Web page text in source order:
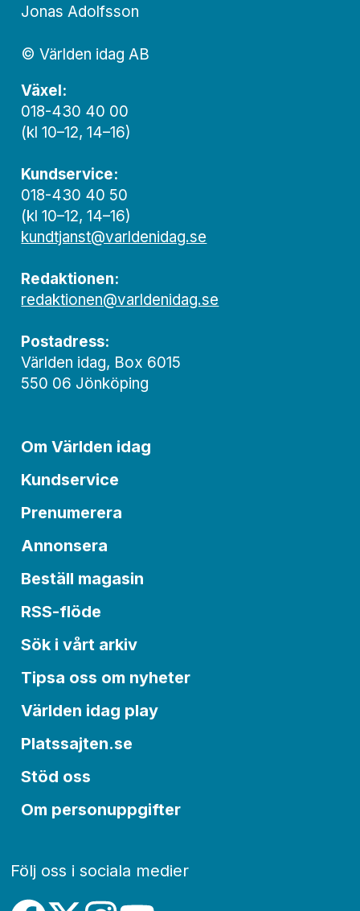
Jonas Adolfsson
© Världen idag AB
Växel:
018-430 40 00
(kl 10–12, 14–16)
Kundservice:
018-430 40 50
(kl 10–12, 14–16)
kundtjanst@varldenidag.se
Redaktionen:
redaktionen@varldenidag.se
Postadress:
Världen idag, Box 6015
550 06 Jönköping
Om Världen idag
Kundservice
Prenumerera
Annonsera
Beställ magasin
RSS-flöde
Sök i vårt arkiv
Tipsa oss om nyheter
Världen idag play
Platssajten.se
Stöd oss
Om personuppgifter
Följ oss i sociala medier